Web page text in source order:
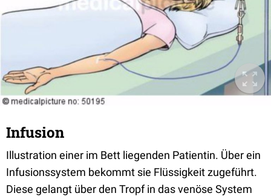
Infusion
Illustration einer im Bett liegenden Patientin. Über ein
Infusionssystem bekommt sie Flüssigkeit zugeführt.
Diese gelangt über den Tropf in das venöse System